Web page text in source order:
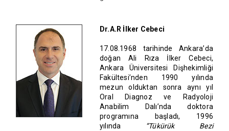
Dr.A.R İlker Cebeci
17.08.1968 tarihinde Ankara’da
doğan Ali Rıza İlker Cebeci,
Ankara Üniversitesi Dişhekimliği
Fakültesi’nden 1990 yılında
mezun olduktan sonra aynı yıl
Oral Diagnoz ve Radyoloji
Anabilim Dalı’nda doktora
programına başladı, 1996
yılında
“Tükürük Bezi